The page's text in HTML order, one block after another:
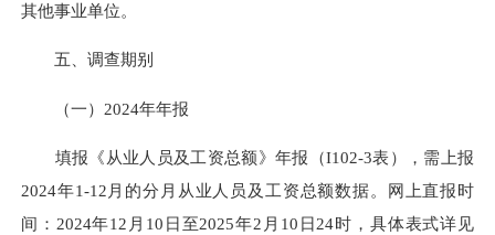
其他事业单位。
五、调查期别
（一）2024年年报
填报《从业人员及工资总额》年报（I102-3表），需上报
2024年1-12月的分月从业人员及工资总额数据。网上直报时
间：2024年12月10日至2025年2月10日24时，具体表式详见